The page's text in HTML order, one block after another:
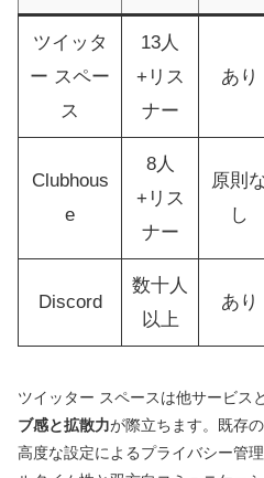
ツイッタ
ー スペー
ス
13人
+リス
ナー
あり
Clubhous
e
8人
+リス
ナー
原則
し
Discord
数十人
以上
あり
ツイッター スペースは他サービス
ブ感と拡散力が際立ちます。既存
高度な設定によるプライバシー管